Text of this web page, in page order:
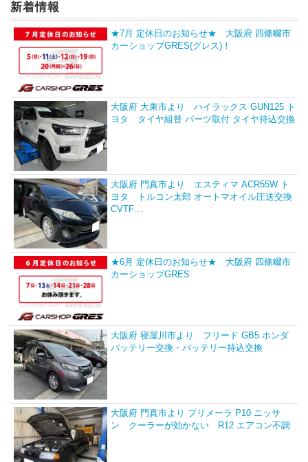
新着情報
★7月 定休日のお知らせ★ 大阪府 四條畷市
カーショップGRES(グレス)！
大阪府 大東市より ハイラックス GUN125 ト
ヨタ タイヤ組替 パーツ取付 タイヤ持込交換
大阪府 門真市より エスティマ ACR55W ト
ヨタ トルコン太郎 オートマオイル圧送交換
CVTF…
★6月 定休日のお知らせ★ 大阪府 四條畷市
カーショップGRES
大阪府 寝屋川市より フリード GB5 ホンダ
バッテリー交換・バッテリー持込交換
大阪府 門真市より プリメーラ P10 ニッサ
ン クーラーが効かない R12 エアコン不調